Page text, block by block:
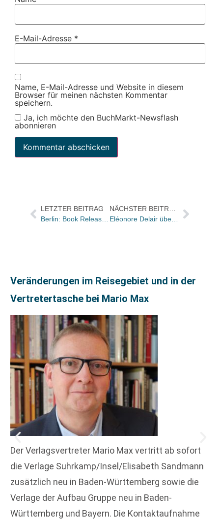
E-Mail-Adresse *
Name, E-Mail-Adresse und Website in diesem
Browser für meinen nächsten Kommentar
speichern.
Ja, ich möchte den BuchMarkt-Newsflash
abonnieren
LETZTER BEITRAG
Berlin: Book Release Party mit Zoran Drvenkar
Veränderungen im Reisegebiet und in der
Vertretertasche bei Mario Max
Der Verlagsvertreter Mario Max vertritt ab sofort
die Verlage Suhrkamp/Insel/Elisabeth Sandmann
zusätzlich neu in Baden-Württemberg sowie die
Verlage der Aufbau Gruppe neu in Baden-
Württemberg und Bayern. Die Kontaktaufnahme